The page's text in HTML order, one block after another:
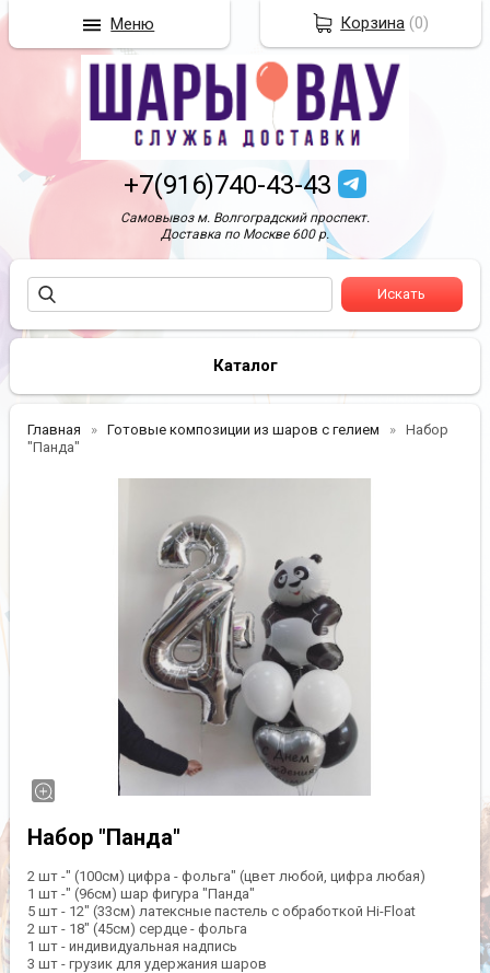
+7(916)740-43-43
Самовывоз м. Волгоградский проспект.
Доставка по Москве 600 р.
Каталог
Главная Готовые композиции из шаров с гелием
Набор
"Панда"
Набор "Панда"
2 шт -" (100см) цифра - фольга" (цвет любой, цифра любая)
1 шт -" (96см) шар фигура "Панда"
5 шт - 12" (33см) латексные пастель с обработкой Hi-Float
2 шт - 18" (45см) сердце - фольга
1 шт - индивидуальная надпись
3 шт - грузик для удержания шаров
Корзина (0)
Меню